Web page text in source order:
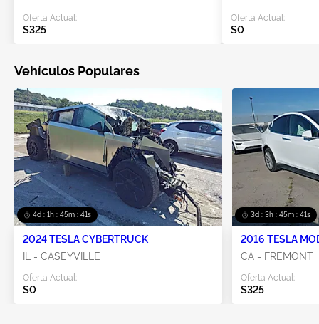
Oferta Actual:
$325
Oferta Actual:
$0
Vehículos Populares
4d : 1h : 45m : 41s
2024 TESLA CYBERTRUCK
IL - CASEYVILLE
Oferta Actual:
$0
3d : 3h : 45m : 41s
2016 TESLA
CA - FREMONT
Oferta Actual:
$325